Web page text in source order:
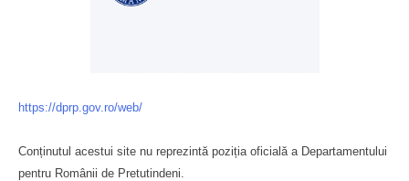
https://dprp.gov.ro/web/
Conținutul acestui site nu reprezintă poziția oficială a Departamentului
pentru Românii de Pretutindeni.